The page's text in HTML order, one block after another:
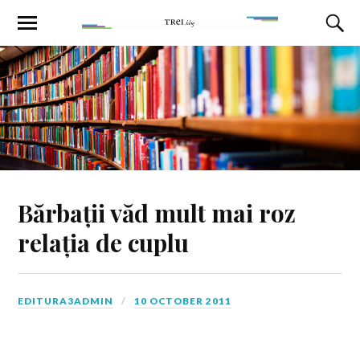
Bărbații văd mult mai roz
relația de cuplu
EDITURA3ADMIN 10 OCTOBER 2011